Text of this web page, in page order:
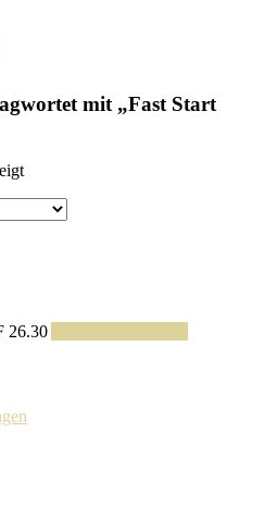
mit „Fast Start
26.30Preisspanne: